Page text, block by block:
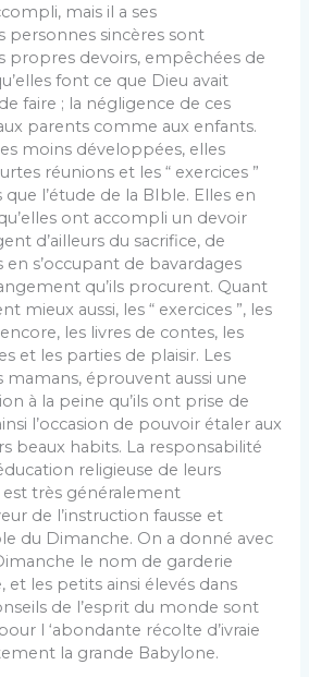
mais il a ses
personnes sincères sont
propres devoirs, empêchées de
font ce que Dieu avait
faire ; la négligence de ces
parents comme aux enfants.
moins développées, elles
réunions et les “ exercices ”
l’étude de la BIble. Elles en
ont accompli un devoir
d’ailleurs du sacrifice, de
s’occupant de bavardages
qu’ils procurent. Quant
mieux aussi, les “ exercices ”, les
les livres de contes, les
et les parties de plaisir. Les
éprouvent aussi une
à la peine qu’ils ont prise de
l’occasion de pouvoir étaler aux
beaux habits. La responsabilité
religieuse de leurs
est très généralement
de l’instruction fausse et
du Dimanche. On a donné avec
le nom de garderie
et les petits ainsi élevés dans
de l’esprit du monde sont
l ‘abondante récolte d’ivraie
la grande Babylone.